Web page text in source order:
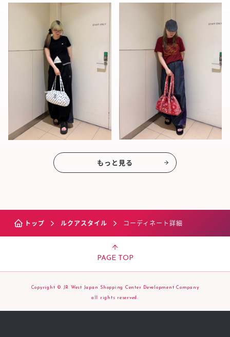
もっと見る
トップ ルクアスタイル コーディネート詳細
PAGE TOP
Copyright © JR West Japan Shopping Center Development Company
all rights reserved.